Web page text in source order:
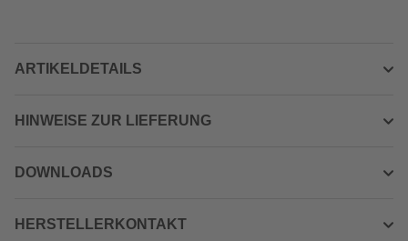
ARTIKELDETAILS
HINWEISE ZUR LIEFERUNG
DOWNLOADS
HERSTELLERKONTAKT